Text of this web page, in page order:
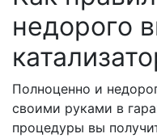
недорого
Полноценно и
своими руками в
процедуры вы